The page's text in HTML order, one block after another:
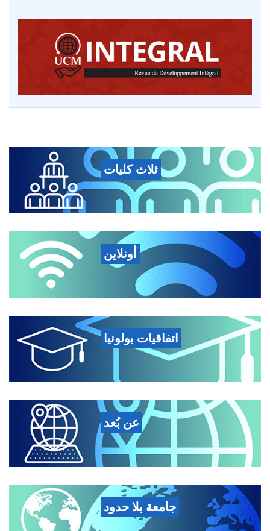
ثلاث كليات
أونلاين
اتفاقيات بولونيا
عن بُعد
جامعة بلا حدود